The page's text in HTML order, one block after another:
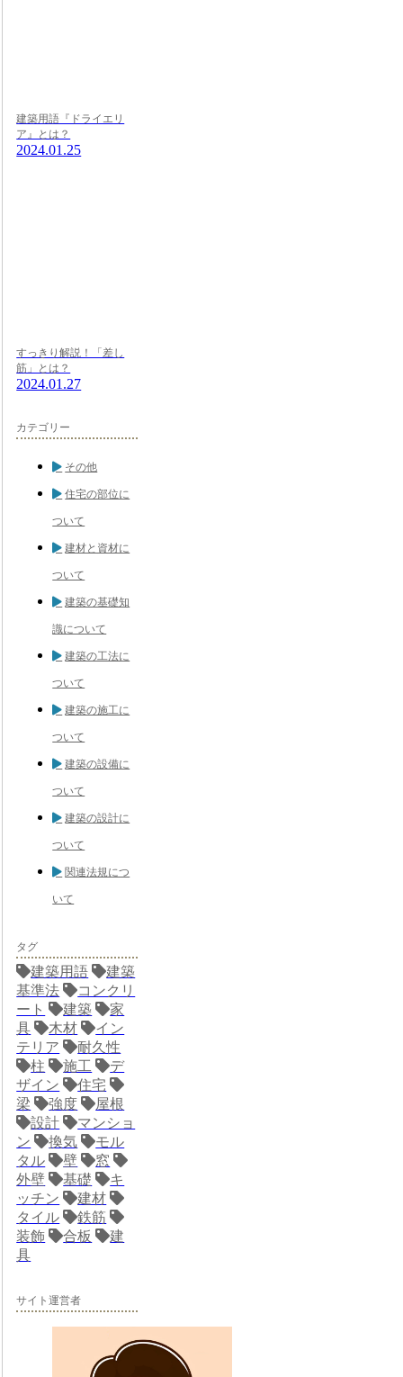
建築用語『ドライエリ
ア』とは？
2024.01.25
すっきり解説！「差し
筋」とは？
2024.01.27
カテゴリー
その他
住宅の部位に
ついて
建材と資材に
ついて
建築の基礎知
識について
建築の工法に
ついて
建築の施工に
ついて
建築の設備に
ついて
建築の設計に
ついて
関連法規につ
いて
タグ
建築用語
建築
基準法
コンクリ
ート
建築
家
具
木材
イン
テリア
耐久性
柱
施工
デ
ザイン
住宅
梁
強度
屋根
設計
マンショ
ン
換気
モル
タル
壁
窓
外壁
基礎
キ
ッチン
建材
タイル
鉄筋
装飾
合板
建
具
サイト運営者